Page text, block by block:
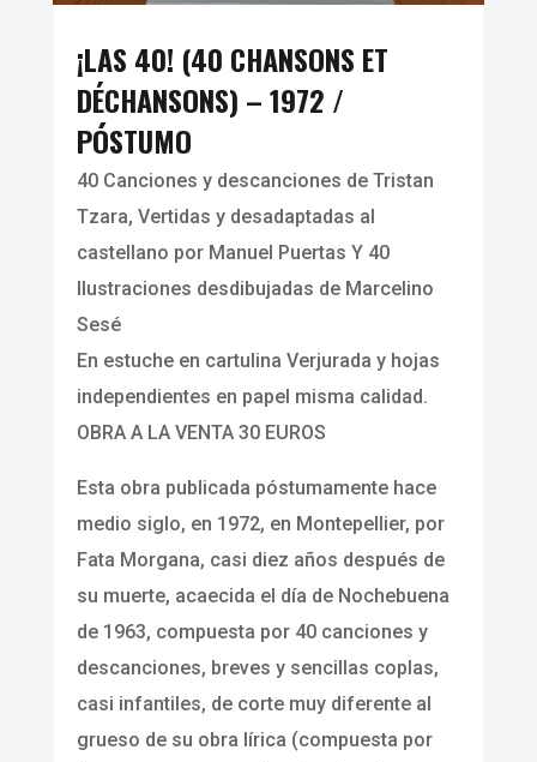
¡LAS 40! (40 CHANSONS ET
DÉCHANSONS) – 1972 /
PÓSTUMO
40 Canciones y descanciones de Tristan
Tzara, Vertidas y desadaptadas al
castellano por Manuel Puertas Y 40
Ilustraciones desdibujadas de Marcelino
Sesé
En estuche en cartulina Verjurada y hojas
independientes en papel misma calidad.
OBRA A LA VENTA 30 EUROS
Esta obra publicada póstumamente hace
medio siglo, en 1972, en Montepellier, por
Fata Morgana, casi diez años después de
su muerte, acaecida el día de Nochebuena
de 1963, compuesta por 40 canciones y
descanciones, breves y sencillas coplas,
casi infantiles, de corte muy diferente al
grueso de su obra lírica (compuesta por